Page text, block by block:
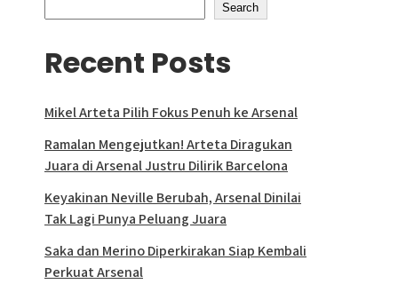
Search
Recent Posts
Mikel Arteta Pilih Fokus Penuh ke Arsenal
Ramalan Mengejutkan! Arteta Diragukan
Juara di Arsenal Justru Dilirik Barcelona
Keyakinan Neville Berubah, Arsenal Dinilai
Tak Lagi Punya Peluang Juara
Saka dan Merino Diperkirakan Siap Kembali
Perkuat Arsenal